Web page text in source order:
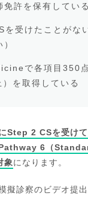
免許を保有している
受けたことがな
で各項目350
を取得している
Step 2 CSを受け
Pathway 6（
象になります。
擬診察のビデオ提